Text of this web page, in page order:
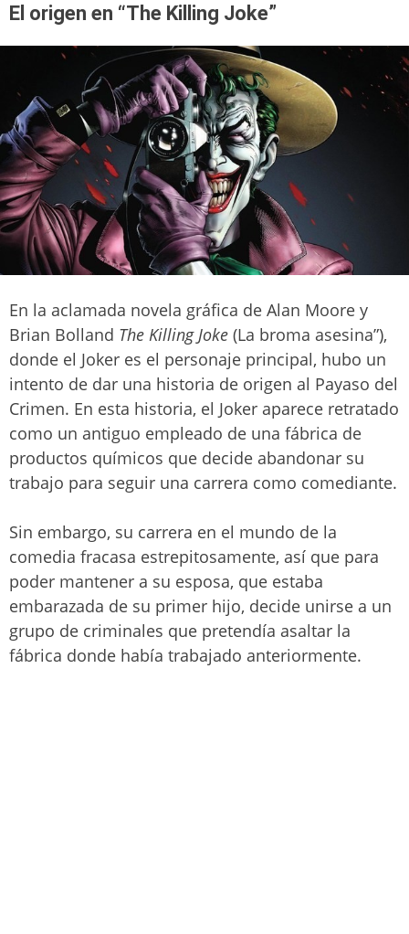
El origen en “The Killing Joke”
En la aclamada novela gráfica de Alan Moore y
Brian Bolland The Killing Joke (La broma asesina”),
donde el Joker es el personaje principal, hubo un
intento de dar una historia de origen al Payaso del
Crimen. En esta historia, el Joker aparece retratado
como un antiguo empleado de una fábrica de
productos químicos que decide abandonar su
trabajo para seguir una carrera como comediante.
Sin embargo, su carrera en el mundo de la
comedia fracasa estrepitosamente, así que para
poder mantener a su esposa, que estaba
embarazada de su primer hijo, decide unirse a un
grupo de criminales que pretendía asaltar la
fábrica donde había trabajado anteriormente.